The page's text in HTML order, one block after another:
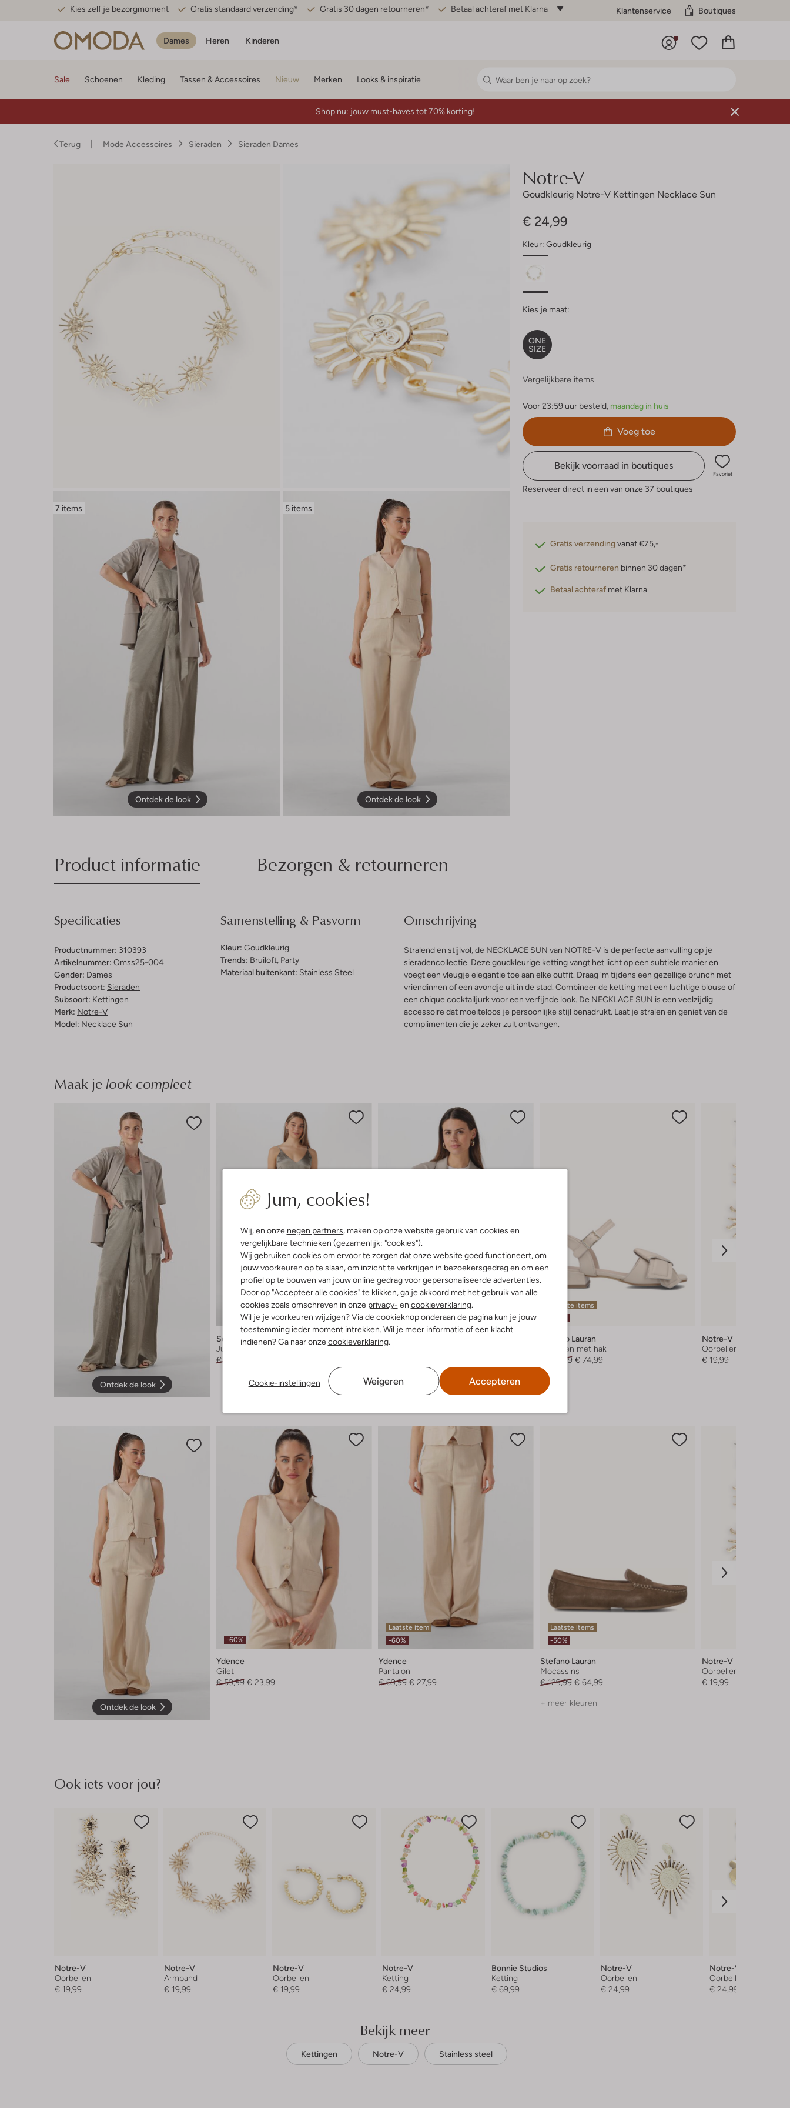
Kies zelf je bezorgmoment Gratis standaard verzending* Gratis 30 dagen retourneren* Betaal achteraf met Klarna Klantenservice Boutiques
Dames Heren Kinderen
Jum, cookies!
Wij, en onze negen partners, maken op onze website gebruik van cookies en
vergelijkbare technieken (gezamenlijk: "cookies").
Wij gebruiken cookies om ervoor te zorgen dat onze website goed functioneert, om
jouw voorkeuren op te slaan, om inzicht te verkrijgen in bezoekersgedrag en om een
profiel op te bouwen van jouw online gedrag voor gepersonaliseerde advertenties.
Door op "Accepteer alle cookies" te klikken, ga je akkoord met het gebruik van alle
cookies zoals omschreven in onze privacy- en cookieverklaring.
Wil je je voorkeuren wijzigen? Via de cookieknop onderaan de pagina kun je jouw
toestemming ieder moment intrekken. Wil je meer informatie of een klacht
indienen? Ga naar onzecookieverklaring.
Cookie-instellingen Weigeren Accepteren
Sale Schoenen Kleding Tassen & Accessoires Nieuw Merken Looks & inspiratie
Shop nu: jouw must-haves tot 70% korting!
Terug Mode Accessoires Sieraden Sieraden Dames
7 items
Ontdek de look
5 items
Ontdek de look
Notre-V
Goudkleurig Notre-V Kettingen Necklace Sun
€ 24,99
Kleur: Goudkleurig
Kies je maat:
ONE
SIZE
Vergelijkbare items
Voor 23:59 uur besteld, maandag in huis
Voeg toe
Bekijk voorraad in boutiques
Favoriet
Reserveer direct in een van onze 37 boutiques
Gratis verzendingvanaf €75,-
Gratis retourneren binnen 30 dagen*
Betaal achteraf met Klarna
Product informatie Bezorgen & retourneren
Specificaties
Productnummer: 310393
Artikelnummer: Omss25-004
Gender: Dames
Productsoort: Sieraden
Subsoort: Kettingen
Merk: Notre-V
Model: Necklace Sun
Samenstelling & Pasvorm
Kleur: Goudkleurig
Trends: Bruiloft, Party
Materiaal buitenkant: Stainless Steel
Omschrijving
Stralend en stijlvol, de NECKLACE SUN van NOTRE-V is de perfecte aanvulling op je
sieradencollectie. Deze goudkleurige ketting vangt het licht op een subtiele manier en
voegt een vleugje elegantie toe aan elke outfit. Draag 'm tijdens een gezellige brunch met
vriendinnen of een avondje uit in de stad. Combineer de ketting met een luchtige blouse of
een chique cocktailjurk voor een verfijnde look. De NECKLACE SUN is een veelzijdig
accessoire dat moeiteloos je persoonlijke stijl benadrukt. Laat je stralen en geniet van de
complimenten die je zeker zult ontvangen.
Maak je look compleet
Ontdek de look
Laatste items
-60%
Selected Women
Jumpsuit
€ 139,99
Laatste items
-30%
Notre-V
Blazer
+ meer kleuren
Laatste items
Stefano Lauran
Sandalen met hak
€ 149,99 € 74,99
Notre-V
Oorbellen
€ 19,99
Ontdek de look
-60%
Ydence
Gilet
€ 59,99 € 23,99
Laatste item
-60%
Ydence
Pantalon
€ 69,99 € 27,99
Laatste items
-50%
Stefano Lauran
Mocassins
€ 129,99 € 64,99
+ meer kleuren
Notre-V
Oorbellen
€ 19,99
Ook iets voor jou?
Notre-V
Oorbellen
€ 19,99
Notre-V
Armband
€ 19,99
Notre-V
Oorbellen
€ 19,99
Notre-V
Ketting
€ 24,99
Bonnie Studios
Ketting
€ 69,99
Notre-V
Oorbellen
€ 24,99
Notre-V
Oorbellen
€ 24,99
Bekijk meer
Kettingen Notre-V Stainless steel